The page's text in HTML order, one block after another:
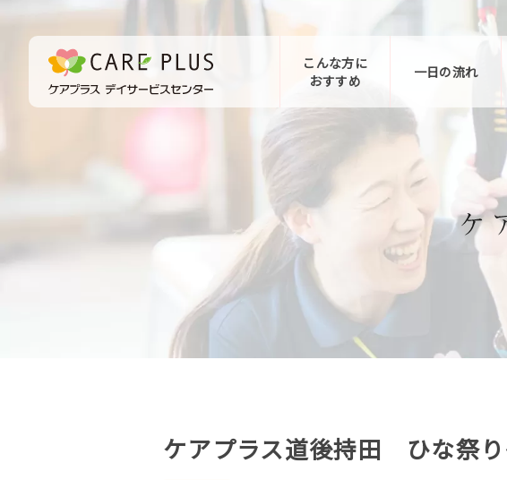
こんな方に
おすすめ
一日の流れ
お問い合わせ
ケアプラス道後持田 ひな祭り